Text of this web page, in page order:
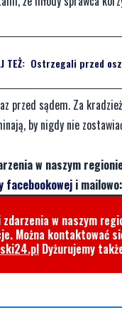
TEŻ: Ostrzegali przed
przed sądem. Za
by nigdy nie
w naszym
facebookowej i mailowo:
w naszym
Można kontaktować
Dyżurujemy